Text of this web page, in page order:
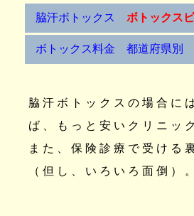
脇汗ボトックス ボトックス
ボトックス料金 都道府県別
脇汗ボトックスの場合に
ば、もっと安いクリニッ
また、保険診療で受ける
（但し、いろいろ面倒）。